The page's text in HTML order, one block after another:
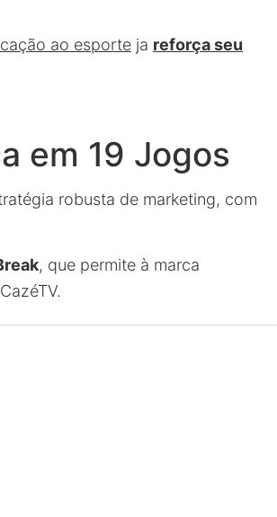
ao esporte ja reforça seu
em 19 Jogos
robusta de marketing, com
, que permite à marca